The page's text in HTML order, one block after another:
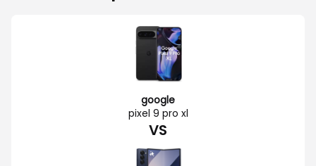
google
pixel 9 pro xl
VS